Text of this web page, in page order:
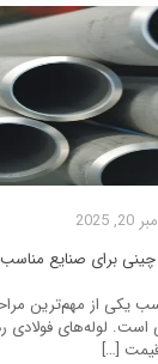
2025
یکی از مهم‌ترین
[…]